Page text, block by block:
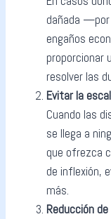
dañada —por
engaños
proporcionar
resolver las
Evitar la
Cuando las
se llega a
que ofrezca
de inflexión,
más.
Reducción